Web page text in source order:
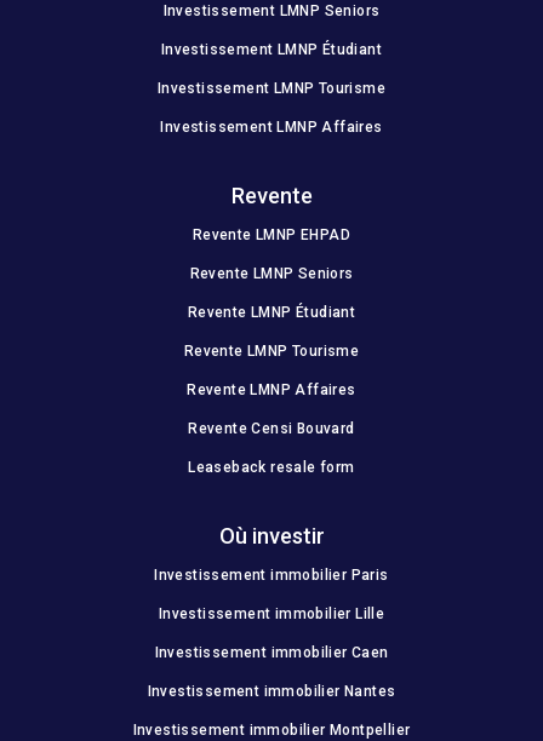
Investissement LMNP Seniors
Investissement LMNP Étudiant
Investissement LMNP Tourisme
Investissement LMNP Affaires
Revente
Revente LMNP EHPAD
Revente LMNP Seniors
Revente LMNP Étudiant
Revente LMNP Tourisme
Revente LMNP Affaires
Revente Censi Bouvard
Leaseback resale form
Où investir
Investissement immobilier Paris
Investissement immobilier Lille
Investissement immobilier Caen
Investissement immobilier Nantes
Investissement immobilier Montpellier